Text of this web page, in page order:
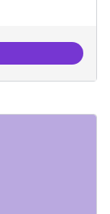
amb projectes